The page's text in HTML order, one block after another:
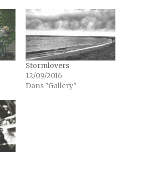
Stormlovers
12/09/2016
Dans "Gallery"